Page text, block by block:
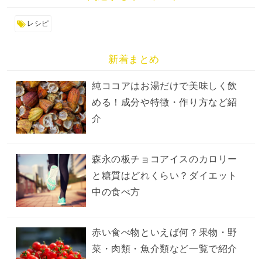
レシピ
新着まとめ
純ココアはお湯だけで美味しく飲
める！成分や特徴・作り方など紹
介
森永の板チョコアイスのカロリー
と糖質はどれくらい？ダイエット
中の食べ方
赤い食べ物といえば何？果物・野
菜・肉類・魚介類など一覧で紹介